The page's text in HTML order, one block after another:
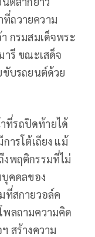
ถวายความ
กรมสมเด็จพระ
ารี ขณะเสด็จ
ขับรถยนต์ด้วย
ที่รถปิดท้ายได้
ารโต้เถียง แม้
พฤติกรรมที่ไม่
บุคคลของ
ที่สกายวอล์ค
พลถามความคิด
สร้างความ